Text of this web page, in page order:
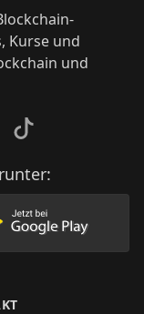
Kurse und
und
TikTok
herunter
Lade unsere